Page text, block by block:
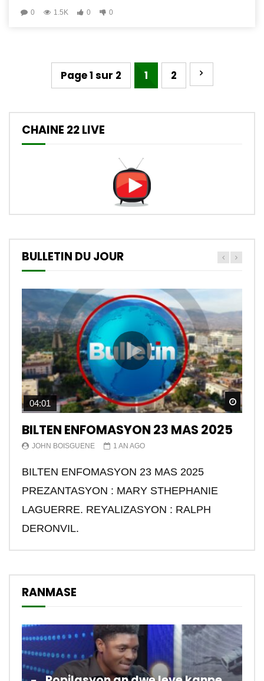
0 1.5K 0 0
Page 1 sur 2 1 2
CHAINE 22 LIVE
BULLETIN DU JOUR
04:01
BILTEN ENFOMASYON 23 MAS 2025
JOHN BOISGUENE 1 AN AGO
BILTEN ENFOMASYON 23 MAS 2025
PREZANTASYON : MARY STHEPHANIE
LAGUERRE. REYALIZASYON : RALPH
DERONVIL.
RANMASE